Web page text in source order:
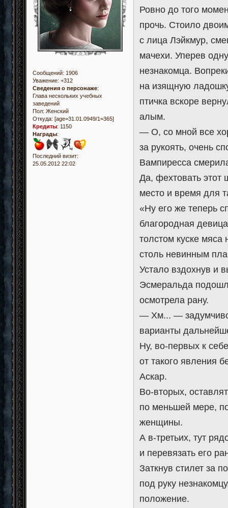
Сообщений: 1906
Уважение: +312
Сведения о персонаже:
Глава нескольких учебных
заведений
Пол: Женский
Откуда: [age=31.01.0949/1=365]
Кредиты: 1150
Награды:
Последний визит:
25.05.2012 22:02
Ровно до того
прочь. Стоило
с лица Лэйкмур,
мачехи. Уперев
незнакомца.
на изящную
птичка вскоре
алым.
— О, со мной все
за рукоять, очень
Вампиресса
Да, фехтовать этот
место и время для
«Ну его же теперь
благородная
толстом куске
столь невинным
Устало вздохнув и
Эсмеральда
осмотрела рану.
— Хм... — задумчиво
варианты
Ну, во-первых к
от такого явления
Аскар.
Во-вторых,
по меньшей мере,
женщины.
А в-третьих, тут
и перевязать его
Заткнув стилет за
под руку
положение.